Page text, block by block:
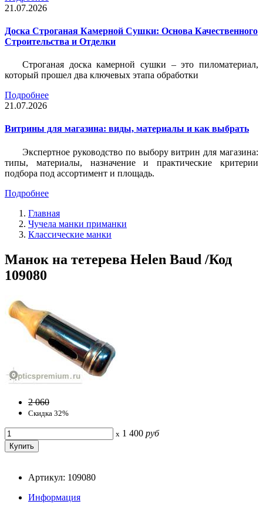
21.07.2026
Доска Строганая Камерной Сушки: Основа Качественного
Строительства и Отделки
Строганая доска камерной сушки – это пиломатериал,
который прошел два ключевых этапа обработки
Подробнее
21.07.2026
Витрины для магазина: виды, материалы и как выбрать
Экспертное руководство по выбору витрин для магазина:
типы, материалы, назначение и практические критерии
подбора под ассортимент и площадь.
Подробнее
Главная
Чучела манки приманки
Классические манки
Манок на тетерева Helen Baud /Код
109080
2 060
Скидка 32%
x 1 400 руб
Артикул: 109080
Информация